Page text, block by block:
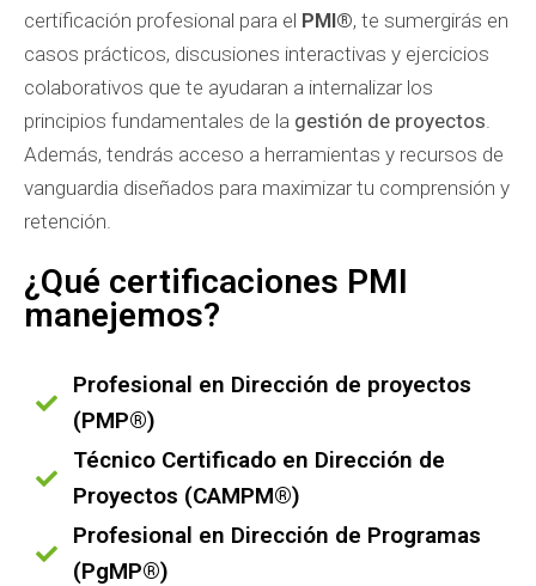
certificación profesional para el PMI®, te sumergirás en
casos prácticos, discusiones interactivas y ejercicios
colaborativos que te ayudaran a internalizar los
principios fundamentales de la gestión de proyectos.
Además, tendrás acceso a herramientas y recursos de
vanguardia diseñados para maximizar tu comprensión y
retención.
¿Qué certificaciones PMI
manejemos?
Profesional en Dirección de proyectos
(PMP®)
Técnico Certificado en Dirección de
Proyectos (CAMPM®)
Profesional en Dirección de Programas
(PgMP®)